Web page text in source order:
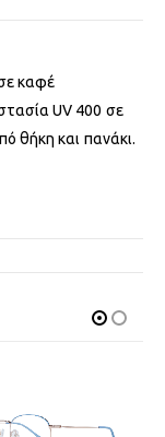
καφέ
UV 400 σε
θήκη και πανάκι.